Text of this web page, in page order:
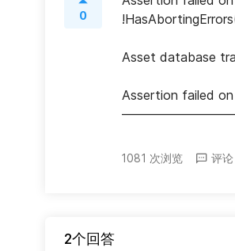
0
Asset database
Assertion failed on
1081 次浏览 评
2个回答